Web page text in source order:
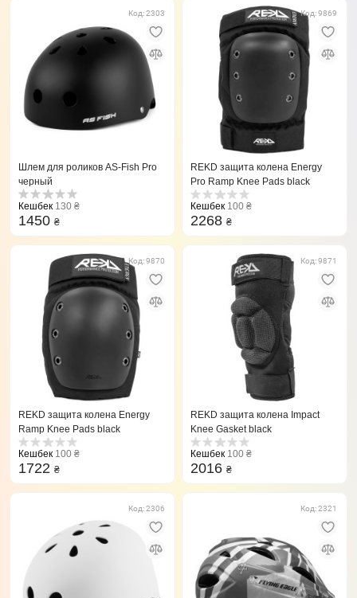
Код: 2303
Шлем для роликов AS-Fish Pro
черный
Кешбек 130 ₴
1450 ₴
Код: 9869
REKD защита колена Energy
Pro Ramp Knee Pads black
Кешбек 100 ₴
2268 ₴
Код: 9870
REKD защита колена Energy
Ramp Knee Pads black
Кешбек 100 ₴
1722 ₴
Код: 9871
REKD защита колена Impact
Knee Gasket black
Кешбек 100 ₴
2016 ₴
Код: 2306 Код: 2321